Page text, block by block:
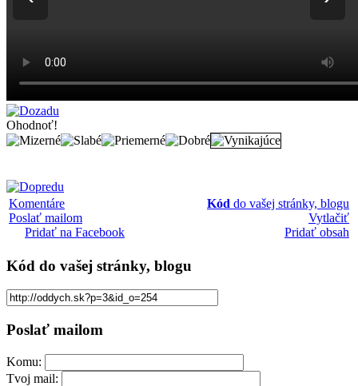
Ohodnoť!
Komentáre
Poslať mailom
Pridať na Facebook
Kód do vašej stránky, blogu
Vytlačiť
Pridať obsah
Kód do vašej stránky, blogu
Poslať mailom
Komu:
Tvoj mail: